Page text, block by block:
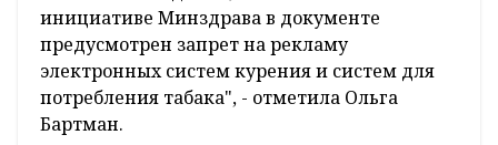
инициативе Минздрава в документе
предусмотрен запрет на рекламу
электронных систем курения и систем для
потребления табака", - отметила Ольга
Бартман.